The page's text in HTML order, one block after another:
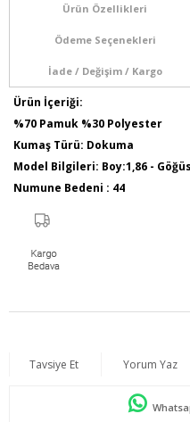
Ürün Özellikleri
Ödeme Seçenekleri
İade / Değişim / Kargo
Ürün İçeriği:
%70 Pamuk %30 Polyester
Kumaş Türü: Dokuma
Model Bilgileri: Boy:1,86 -
Numune Bedeni : 44
Tavsiye Et Yorum Yaz